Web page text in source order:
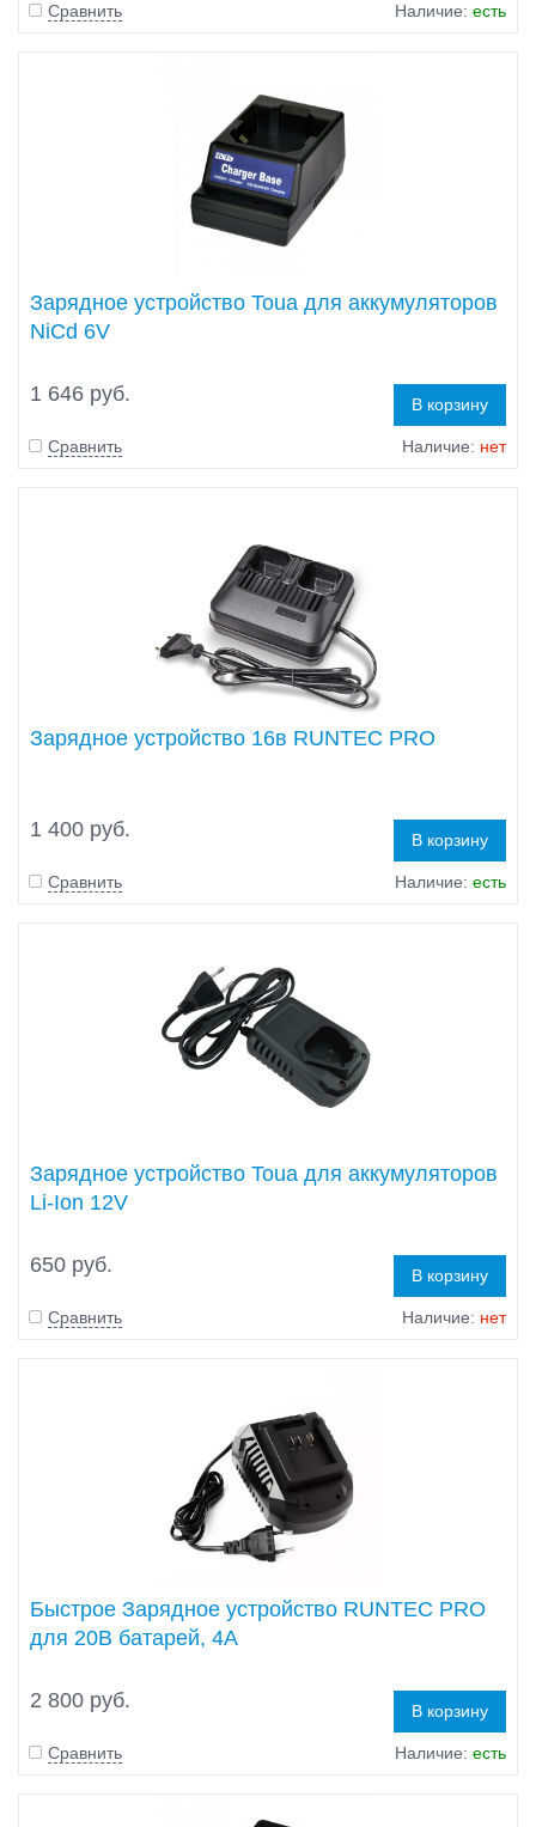
Сравнить Наличие: есть
Зарядное устройство Toua для аккумуляторов
NiCd 6V
1 646 руб. В корзину
Сравнить Наличие: нет
Зарядное устройство 16в RUNTEC PRO
1 400 руб. В корзину
Сравнить Наличие: есть
Зарядное устройство Toua для аккумуляторов
Li-Ion 12V
650 руб. В корзину
Сравнить Наличие: нет
Быстрое Зарядное устройство RUNTEC PRO
для 20В батарей, 4А
2 800 руб. В корзину
Сравнить Наличие: есть